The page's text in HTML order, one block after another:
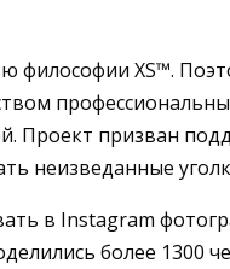
философии XS™️.
Проект призван
неизведанные
в Instagram
более 1300